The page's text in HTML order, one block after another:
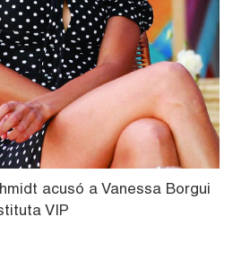
acusó a Vanessa Borgui
VIP